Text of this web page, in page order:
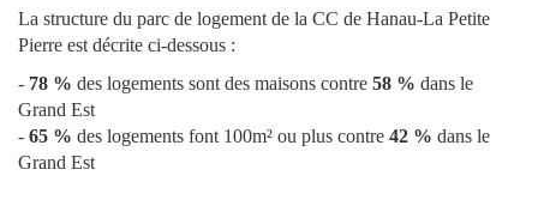
La structure du parc de logement de la CC de Hanau-La Petite
Pierre est décrite ci-dessous :
- 78 % des logements sont des maisons contre 58 % dans le
Grand Est
- 65 % des logements font 100m² ou plus contre 42 % dans le
Grand Est